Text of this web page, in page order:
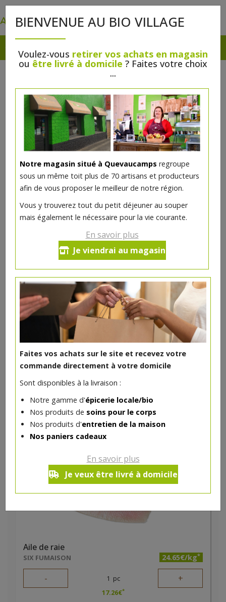
BIENVENUE AU BIO VILLAGE
Voulez-vous retirer vos achats en magasin
ou être livré à domicile ? Faites votre choix
...
Notre magasin situé à Quevaucamps regroupe
sous un même toit plus de 70 artisans et producteurs
afin de vous proposer le meilleur de notre région.
Vous y trouverez tout du petit déjeuner au souper
mais également le nécessaire pour la vie courante.
En savoir plus
Je viendrai au magasin
Faites vos achats sur le site et recevez votre
commande directement à votre domicile
Sont disponibles à la livraison :
Notre gamme d'épicerie locale/bio
Nos produits de soins pour le corps
Nos produits d'entretien de la maison
Nos paniers cadeaux
En savoir plus
Je veux être livré à domicile
Filet de sole limande
39.75€/kg
- 400 g +
15.9€*
Réception souhaitée le
400 g = 15.90 €
*Prix indicatif.+ infos
DANS LA MÊME CATÉGORIE ...
Aile de raie
SIX FUMAISON 24.65€/kg*
- 1 pc +
17.26€*